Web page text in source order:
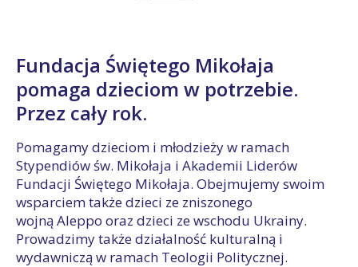
Fundacja Świętego Mikołaja
pomaga dzieciom w potrzebie.
Przez cały rok.
Pomagamy dzieciom i młodzieży w ramach
Stypendiów św. Mikołaja i Akademii Liderów
Fundacji Świętego Mikołaja. Obejmujemy swoim
wsparciem także dzieci ze zniszonego
wojną Aleppo oraz dzieci ze wschodu Ukrainy.
Prowadzimy także działalność kulturalną i
wydawniczą w ramach Teologii Politycznej.